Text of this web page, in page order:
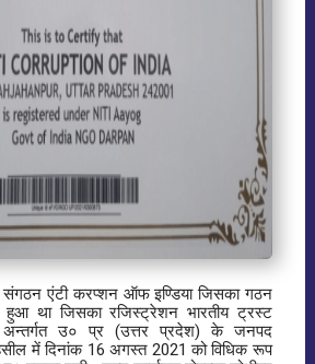
संगठन एंटी करप्शन ऑफ इण्डिया जिसका गठन
था जिसका रजिस्ट्रेशन भारतीय ट्रस्ट
उ० प्र (उत्तर प्रदेश) के जनपद
में दिनांक 16 अगस्त 2021 को विधिक रूप